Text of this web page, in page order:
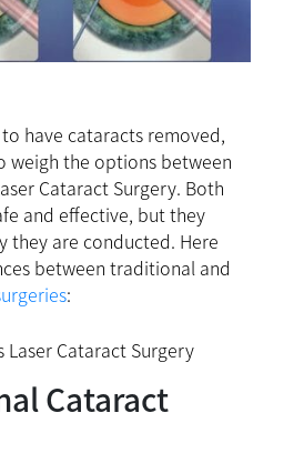
have cataracts removed,
weigh the options between
Cataract Surgery. Both
and effective, but they
they are conducted. Here
between traditional and
:
Cataract